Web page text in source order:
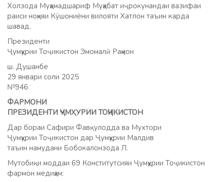
Холзода Муҳамадшариф Муҳабат иҷрокунандаи вазифаи
раиси ноҳияи Кӯшониёни вилояти Хатлон таъин карда
шавад.
Президенти
Ҷумҳурии Тоҷикистон Эмомалӣ Раҳмон
ш. Душанбе
29 январи соли 2025
№946
ФАРМОНИ
ПРЕЗИДЕНТИ ҶУМҲУРИИ ТОҶИКИСТОН
Дар бораи Сафири Фавқулодда ва Мухтори
Ҷумҳурии Тоҷикистон дар Ҷумҳурии Малдив
таъин намудани Бобокалонзода Л.
Мутобиқи моддаи 69 Конститутсияи Ҷумҳурии Тоҷикистон
фармон медиҳам: